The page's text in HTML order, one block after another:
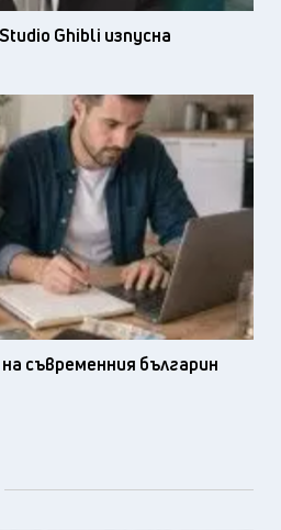
Ghibli изпусна
съвременния българин